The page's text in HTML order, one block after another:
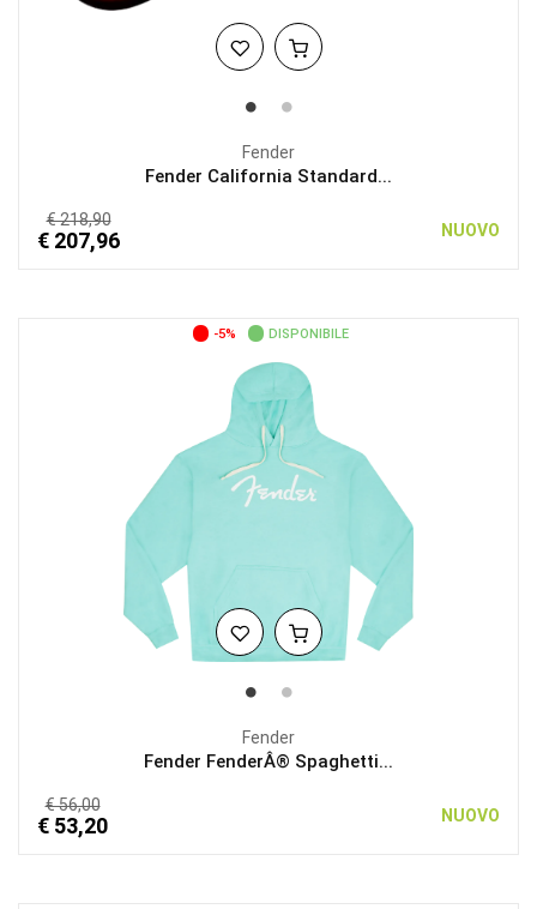
Fender
Fender California Standard...
€ 218,90
€ 207,96 NUOVO
-5% DISPONIBILE
Fender
Fender FenderÂ® Spaghetti...
€ 56,00
€ 53,20 NUOVO